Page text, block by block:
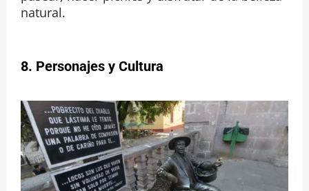
natural.
8. Personajes y Cultura